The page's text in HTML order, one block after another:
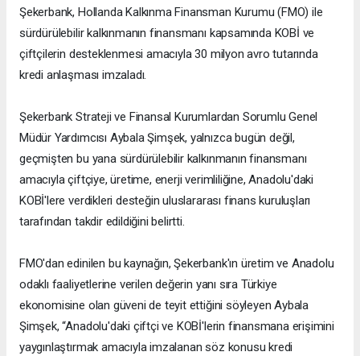
Şekerbank, Hollanda Kalkınma Finansman Kurumu (FMO) ile
sürdürülebilir kalkınmanın finansmanı kapsamında KOBİ ve
çiftçilerin desteklenmesi amacıyla 30 milyon avro tutarında
kredi anlaşması imzaladı.
Şekerbank Strateji ve Finansal Kurumlardan Sorumlu Genel
Müdür Yardımcısı Aybala Şimşek, yalnızca bugün değil,
geçmişten bu yana sürdürülebilir kalkınmanın finansmanı
amacıyla çiftçiye, üretime, enerji verimliliğine, Anadolu'daki
KOBİ'lere verdikleri desteğin uluslararası finans kuruluşları
tarafından takdir edildiğini belirtti.
FMO'dan edinilen bu kaynağın, Şekerbank'ın üretim ve Anadolu
odaklı faaliyetlerine verilen değerin yanı sıra Türkiye
ekonomisine olan güveni de teyit ettiğini söyleyen Aybala
Şimşek, “Anadolu'daki çiftçi ve KOBİ'lerin finansmana erişimini
yaygınlaştırmak amacıyla imzalanan söz konusu kredi